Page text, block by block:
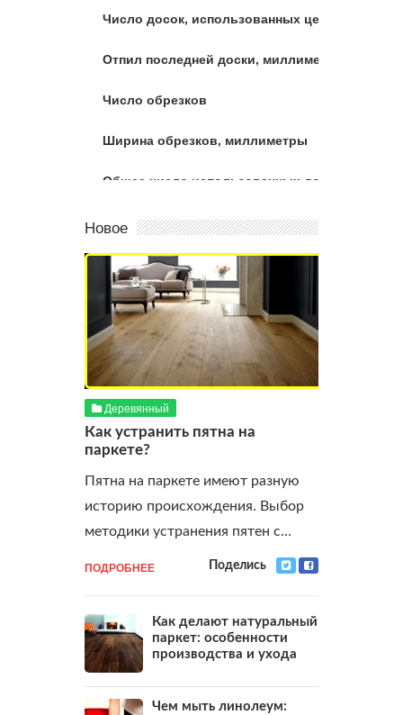
Новое
Деревянный
Как устранить пятна на
паркете?
Пятна на паркете имеют разную
историю происхождения. Выбор
методики устранения пятен с…
ПОДРОБНЕЕ Поделись
Как делают натуральный
паркет: особенности
производства и ухода
Чем мыть линолеум: